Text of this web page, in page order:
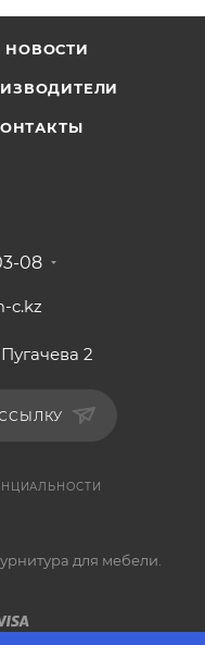
НОВОСТИ
08
c.kz
2
для мебели.